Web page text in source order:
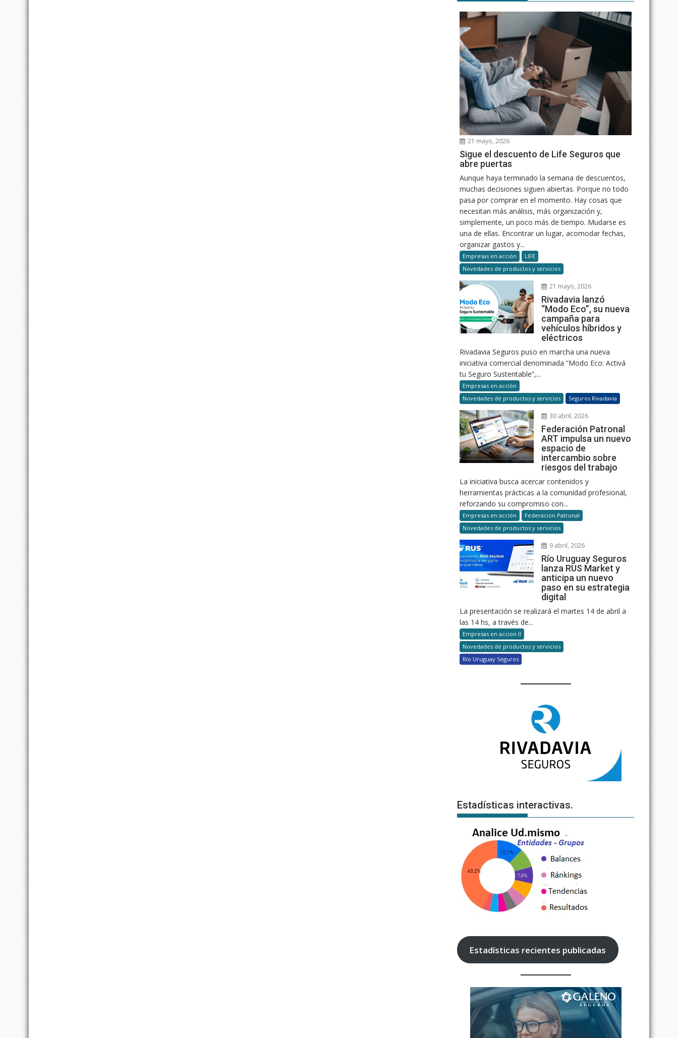
21 mayo, 2026
Sigue el descuento de Life Seguros que
abre puertas
Aunque haya terminado la semana de descuentos,
muchas decisiones siguen abiertas. Porque no todo
pasa por comprar en el momento. Hay cosas que
necesitan más análisis, más organización y,
simplemente, un poco más de tiempo. Mudarse es
una de ellas. Encontrar un lugar, acomodar fechas,
organizar gastos y...
Empresas en acción
LIFE
Novedades de productos y servicios
21 mayo, 2026
Rivadavia lanzó
“Modo Eco”, su nueva
campaña para
vehículos híbridos y
eléctricos
Rivadavia Seguros puso en marcha una nueva
iniciativa comercial denominada “Modo Eco: Activá
tu Seguro Sustentable”,...
Empresas en acción
Novedades de productos y servicios
Seguros Rivadavia
30 abril, 2026
Federación Patronal
ART impulsa un nuevo
espacio de
intercambio sobre
riesgos del trabajo
La iniciativa busca acercar contenidos y
herramientas prácticas a la comunidad profesional,
reforzando su compromiso con...
Empresas en acción
Federacion Patronal
Novedades de productos y servicios
9 abril, 2026
Río Uruguay Seguros
lanza RUS Market y
anticipa un nuevo
paso en su estrategia
digital
La presentación se realizará el martes 14 de abril a
las 14 hs, a través de...
Empresas en accion II
Novedades de productos y servicios
Río Uruguay Seguros
Estadísticas interactivas.
Estadísticas recientes publicadas